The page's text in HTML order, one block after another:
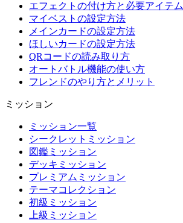
エフェクトの付け方と必要アイテム
マイベストの設定方法
メインカードの設定方法
ほしいカードの設定方法
QRコードの読み取り方
オートバトル機能の使い方
フレンドのやり方とメリット
ミッション
ミッション一覧
シークレットミッション
図鑑ミッション
デッキミッション
プレミアムミッション
テーマコレクション
初級ミッション
上級ミッション